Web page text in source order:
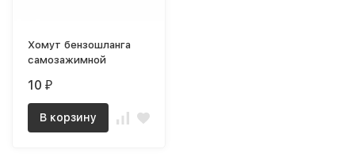
Хомут бензошланга
самозажимной
10 ₽
В корзину